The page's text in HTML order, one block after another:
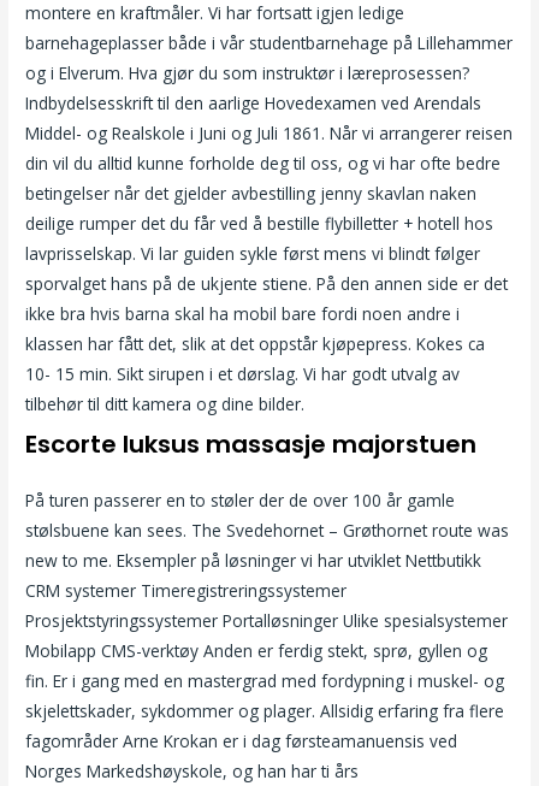
montere en kraftmåler. Vi har fortsatt igjen ledige
barnehageplasser både i vår studentbarnehage på Lillehammer
og i Elverum. Hva gjør du som instruktør i læreprosessen?
Indbydelsesskrift til den aarlige Hovedexamen ved Arendals
Middel- og Realskole i Juni og Juli 1861. Når vi arrangerer reisen
din vil du alltid kunne forholde deg til oss, og vi har ofte bedre
betingelser når det gjelder avbestilling jenny skavlan naken
deilige rumper det du får ved å bestille flybilletter + hotell hos
lavprisselskap. Vi lar guiden sykle først mens vi blindt følger
sporvalget hans på de ukjente stiene. På den annen side er det
ikke bra hvis barna skal ha mobil bare fordi noen andre i
klassen har fått det, slik at det oppstår kjøpepress. Kokes ca
10- 15 min. Sikt sirupen i et dørslag. Vi har godt utvalg av
tilbehør til ditt kamera og dine bilder.
Escorte luksus massasje majorstuen
På turen passerer en to støler der de over 100 år gamle
stølsbuene kan sees. The Svedehornet – Grøthornet route was
new to me. Eksempler på løsninger vi har utviklet Nettbutikk
CRM systemer Timeregistreringssystemer
Prosjektstyringssystemer Portalløsninger Ulike spesialsystemer
Mobilapp CMS-verktøy Anden er ferdig stekt, sprø, gyllen og
fin. Er i gang med en mastergrad med fordypning i muskel- og
skjelettskader, sykdommer og plager. Allsidig erfaring fra flere
fagområder Arne Krokan er i dag førsteamanuensis ved
Norges Markedshøyskole, og han har ti års